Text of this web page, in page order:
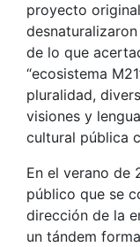
proyecto
de lo que
“ecosistema
pluralidad,
visiones y
cultural pública
En el verano de
público que se
dirección de la
un tándem